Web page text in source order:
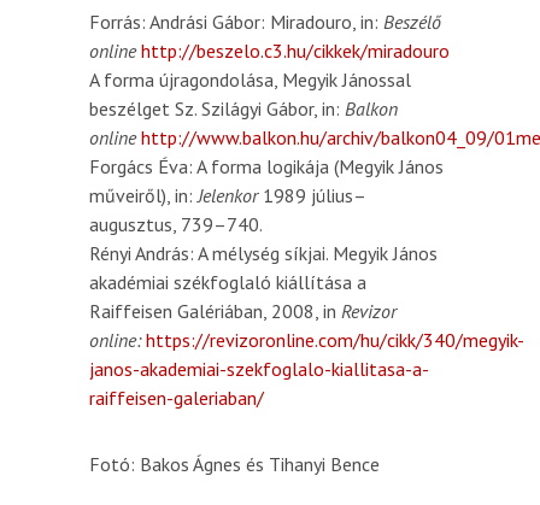
Forrás: Andrási Gábor: Miradouro, in: Beszélő
online http://beszelo.c3.hu/cikkek/miradouro
A forma újragondolása, Megyik Jánossal
beszélget Sz. Szilágyi Gábor, in: Balkon
online http://www.balkon.hu/archiv/balkon04_09/
Forgács Éva: A forma logikája (Megyik János
műveiről), in:Jelenkor1989 július–
augusztus, 739–740.
Rényi András: A mélység síkjai. Megyik János
akadémiai székfoglaló kiállítása a
Raiffeisen Galériában, 2008, in Revizor
online: https://revizoronline.com/hu/cikk/340/megyik-
janos-akademiai-szekfoglalo-kiallitasa-a-
raiffeisen-galeriaban/
Fotó: Bakos Ágnes és Tihanyi Bence